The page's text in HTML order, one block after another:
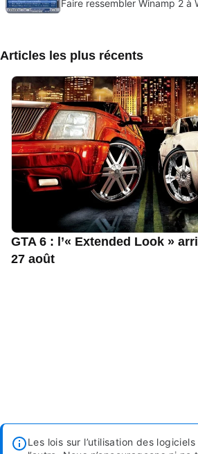
Faire ressembler Winamp 2 à
Articles les plus récents
GTA 6 : l’« Extended Look »
27 août
Les lois sur l’utilisation des